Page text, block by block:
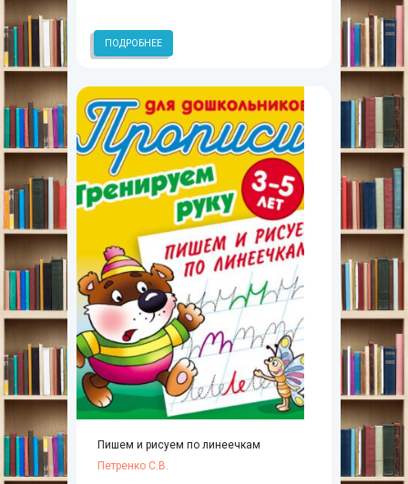
ПОДРОБНЕЕ
Пишем и рисуем по линеечкам
Петренко С.В.